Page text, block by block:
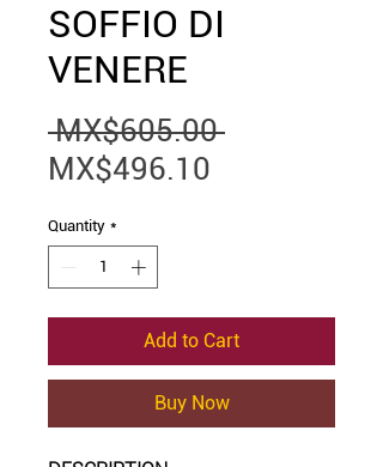
SOFFIO DI
VENERE
MX$605.00 Regular
MX$496.10
Quantity *
Add to Cart
Buy Now